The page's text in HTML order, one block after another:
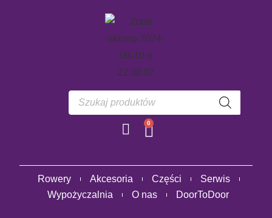
0
Rowery Akcesoria Części
Serwis
Wypożyczalnia
O nas DoorToDoor